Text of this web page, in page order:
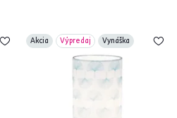
Akcia Výpredaj Vynáška